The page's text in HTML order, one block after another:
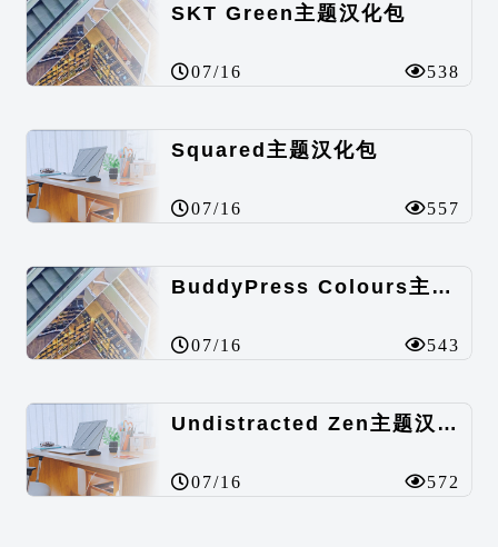
SKT Green主题汉化包
07/16 538
Squared主题汉化包
07/16 557
BuddyPress Colours主题汉化包
07/16 543
Undistracted Zen主题汉化包
07/16 572